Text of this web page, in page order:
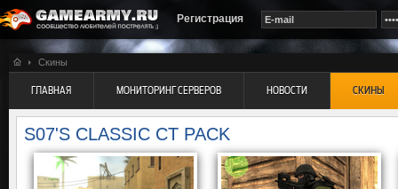
Регистрация
Скины
ГЛАВНАЯ МОНИТОРИНГ СЕРВЕРОВ НОВОСТИ СКИНЫ
S07'S CLASSIC CT PACK